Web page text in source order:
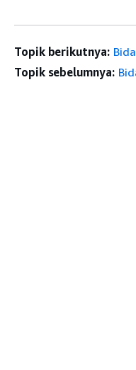
Topik berikutnya:
Topik sebelumnya: